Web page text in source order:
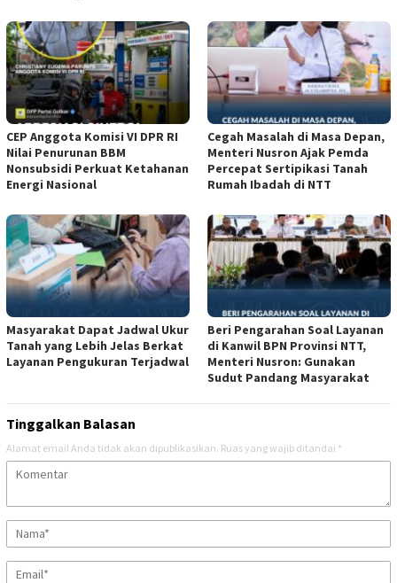
CEP Anggota Komisi VI DPR RI
Nilai Penurunan BBM
Nonsubsidi Perkuat Ketahanan
Energi Nasional
Cegah Masalah di Masa Depan,
Menteri Nusron Ajak Pemda
Percepat Sertipikasi Tanah
Rumah Ibadah di NTT
Masyarakat Dapat Jadwal Ukur
Tanah yang Lebih Jelas Berkat
Layanan Pengukuran Terjadwal
Beri Pengarahan Soal Layanan
di Kanwil BPN Provinsi NTT,
Menteri Nusron: Gunakan
Sudut Pandang Masyarakat
Tinggalkan Balasan
Alamat email Anda tidak akan dipublikasikan. Ruas yang wajib ditandai *